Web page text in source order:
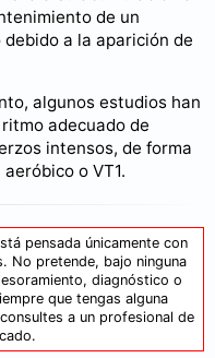
de un
a la aparición de
algunos estudios han
adecuado de
intensos, de forma
o VT1.
pensada únicamente con
No pretende, bajo ninguna
diagnóstico o
que tengas alguna
a un profesional de